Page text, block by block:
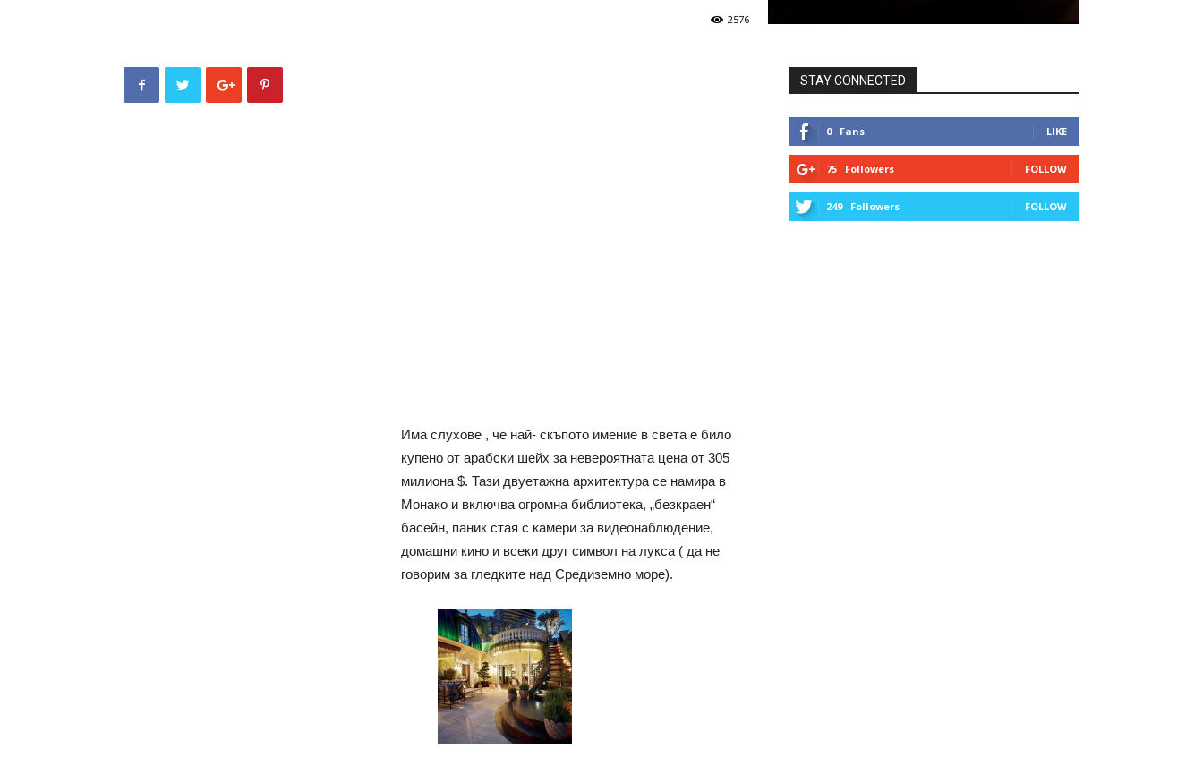
2576
Има слухове , че най- скъпото имение в света е било
купено от арабски шейх за невероятната цена от 305
милиона $. Тази двуетажна архитектура се намира в
Монако и включва огромна библиотека, „безкраен“
басейн, паник стая с камери за видеонаблюдение,
домашни кино и всеки друг символ на лукса ( да не
говорим за гледките над Средиземно море).
STAY CONNECTED
0 Fans LIKE
75 Followers FOLLOW
249 Followers FOLLOW